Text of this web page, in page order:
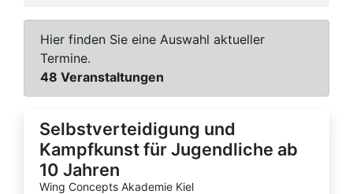
Hier finden Sie eine Auswahl aktueller
Termine.
48 Veranstaltungen
Selbstverteidigung und
Kampfkunst für Jugendliche ab
10 Jahren
Wing Concepts Akademie Kiel